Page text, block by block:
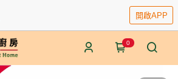
開啟APP
0